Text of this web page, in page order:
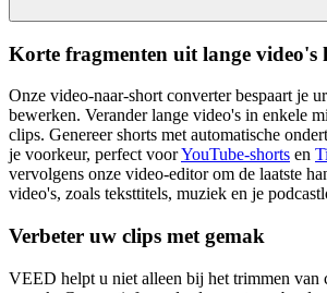
Korte fragmenten uit lange video's
Onze video-naar-short converter bespaart je
bewerken. Verander lange video's in enkele
clips. Genereer shorts met automatische
je voorkeur, perfect voorYouTube-shorts en
vervolgens onze video-editor om de laatste
video's, zoals teksttitels, muziek en je
Verbeter uw clips met gemak
VEED helpt u niet alleen bij het trimmen van